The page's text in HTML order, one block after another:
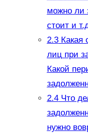
можно ли
стоит и
2.3Какая
лиц при
Какой
2.4Что
нужно